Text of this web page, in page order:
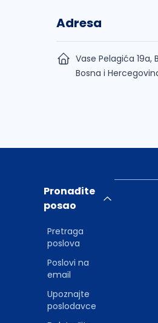
Adresa
Vase Pelagića 19a,
Bosna i
Pronađite
posao
Pretraga
poslova
Poslovi na
email
Upoznajte
poslodavce